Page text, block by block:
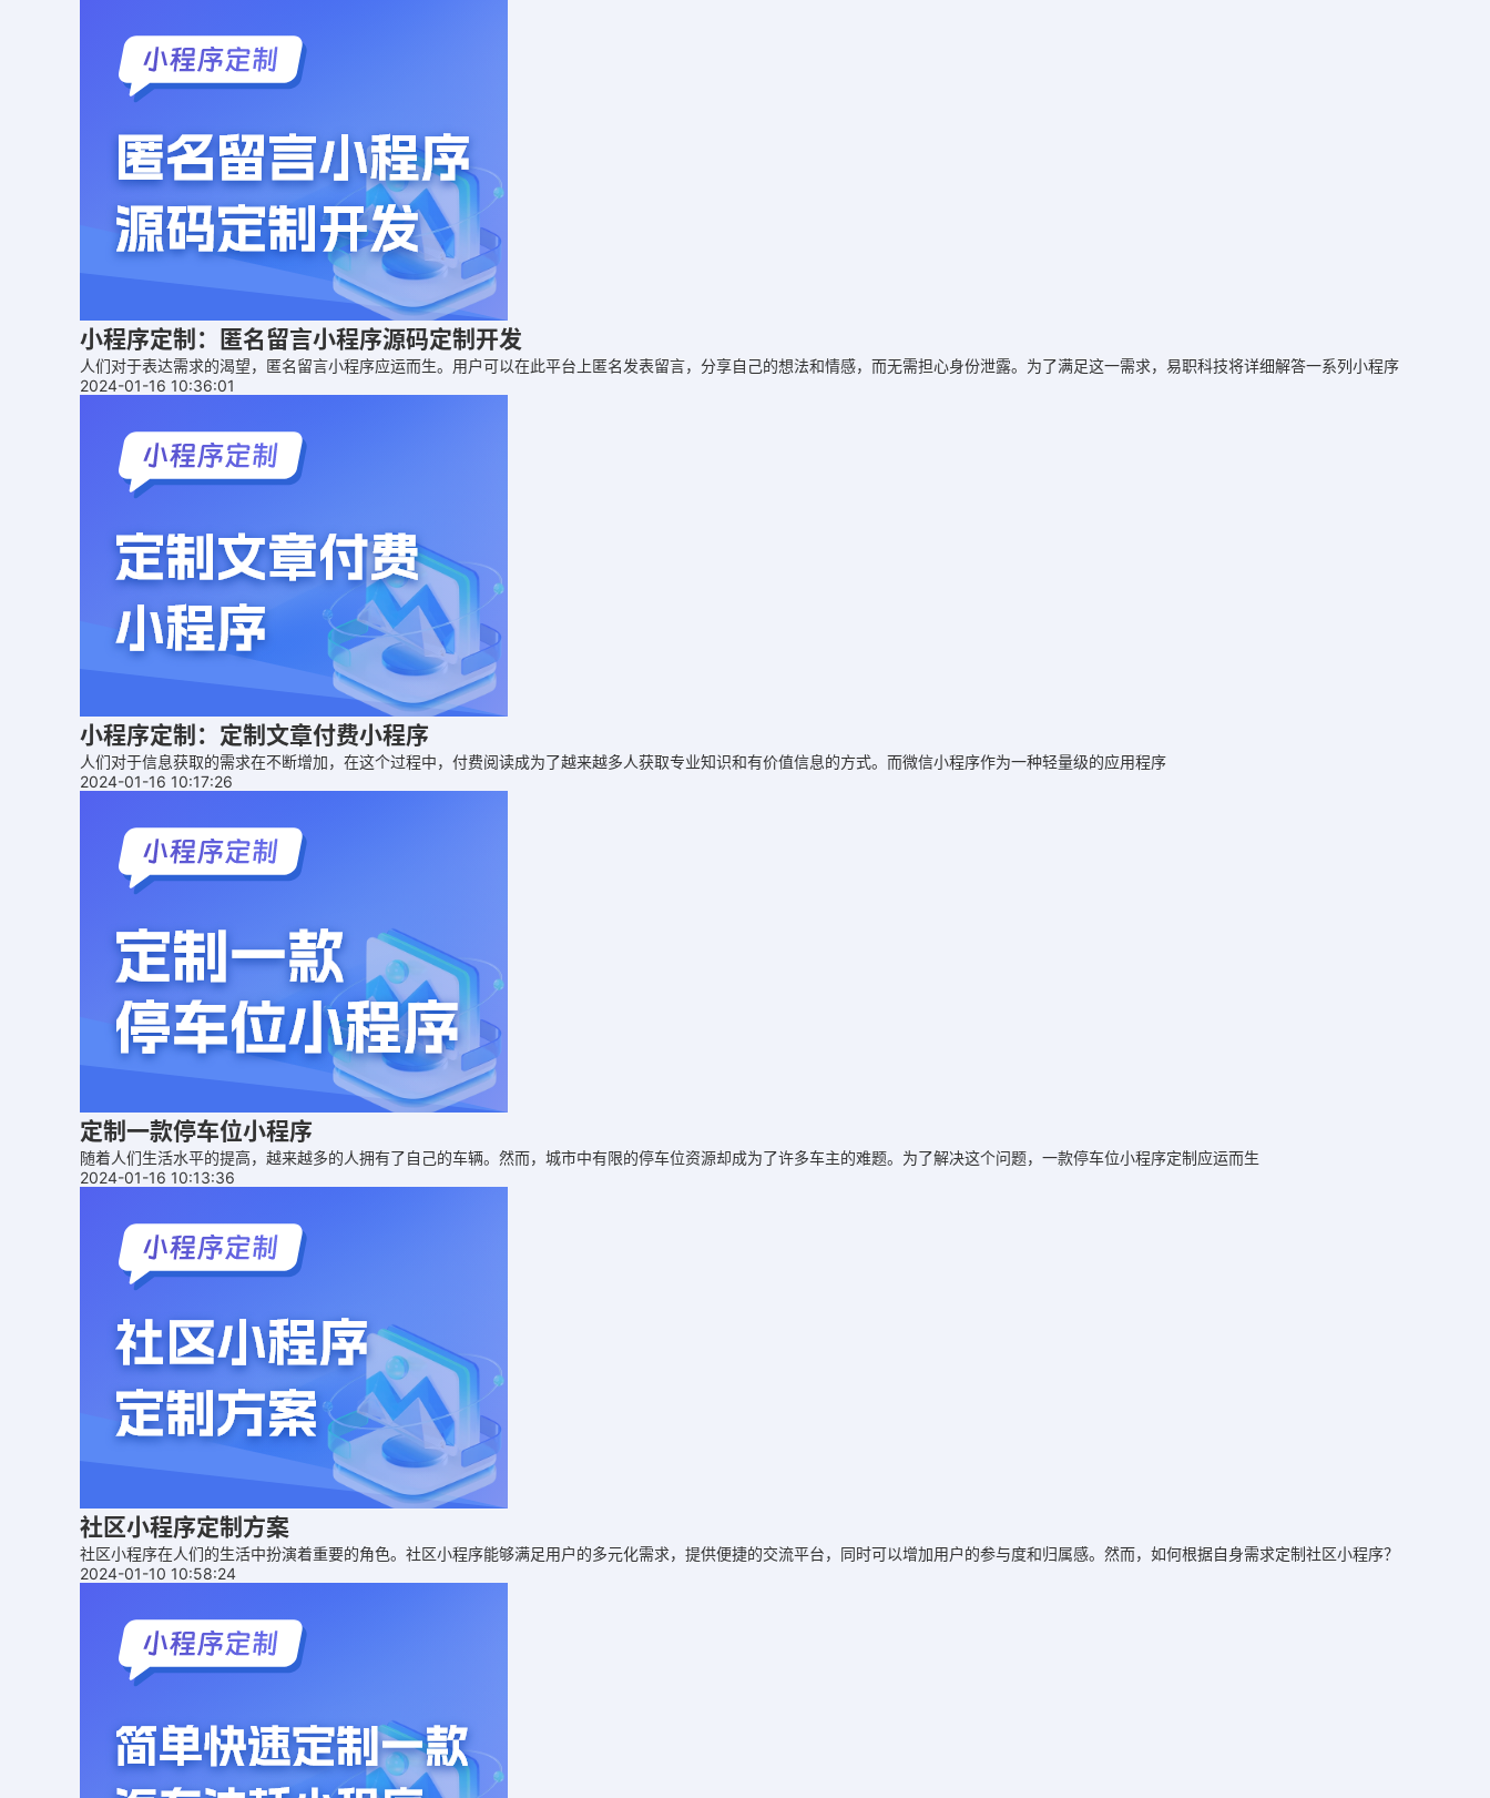
小程序定制：匿名留言小程序源码定制开发
人们对于表达需求的渴望，匿名留言小程序应运而生。用户可以在此平台上匿名发表留言，分享自己的想法和情感，而无需担心身份泄露。为了满足这一需求，易职科技将详细解答一系列小程序
2024-01-16 10:36:01
小程序定制：定制文章付费小程序
人们对于信息获取的需求在不断增加，在这个过程中，付费阅读成为了越来越多人获取专业知识和有价值信息的方式。而微信小程序作为一种轻量级的应用程序
2024-01-16 10:17:26
定制一款停车位小程序
随着人们生活水平的提高，越来越多的人拥有了自己的车辆。然而，城市中有限的停车位资源却成为了许多车主的难题。为了解决这个问题，一款停车位小程序定制应运而生
2024-01-16 10:13:36
社区小程序定制方案
社区小程序在人们的生活中扮演着重要的角色。社区小程序能够满足用户的多元化需求，提供便捷的交流平台，同时可以增加用户的参与度和归属感。然而，如何根据自身需求定制社区小程序？
2024-01-10 10:58:24